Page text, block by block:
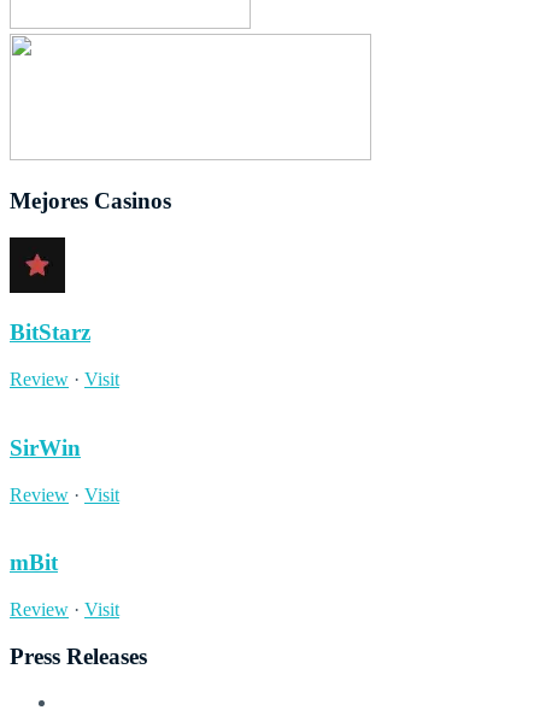
Mejores Casinos
BitStarz
Review · Visit
SirWin
Review · Visit
mBit
Review · Visit
Press Releases